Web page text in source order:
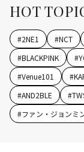
HOT
#2NE1 #NCT
#BLACKPINK #
#Venue101 #
#AND2BLE #
#ファン・ジョンミ